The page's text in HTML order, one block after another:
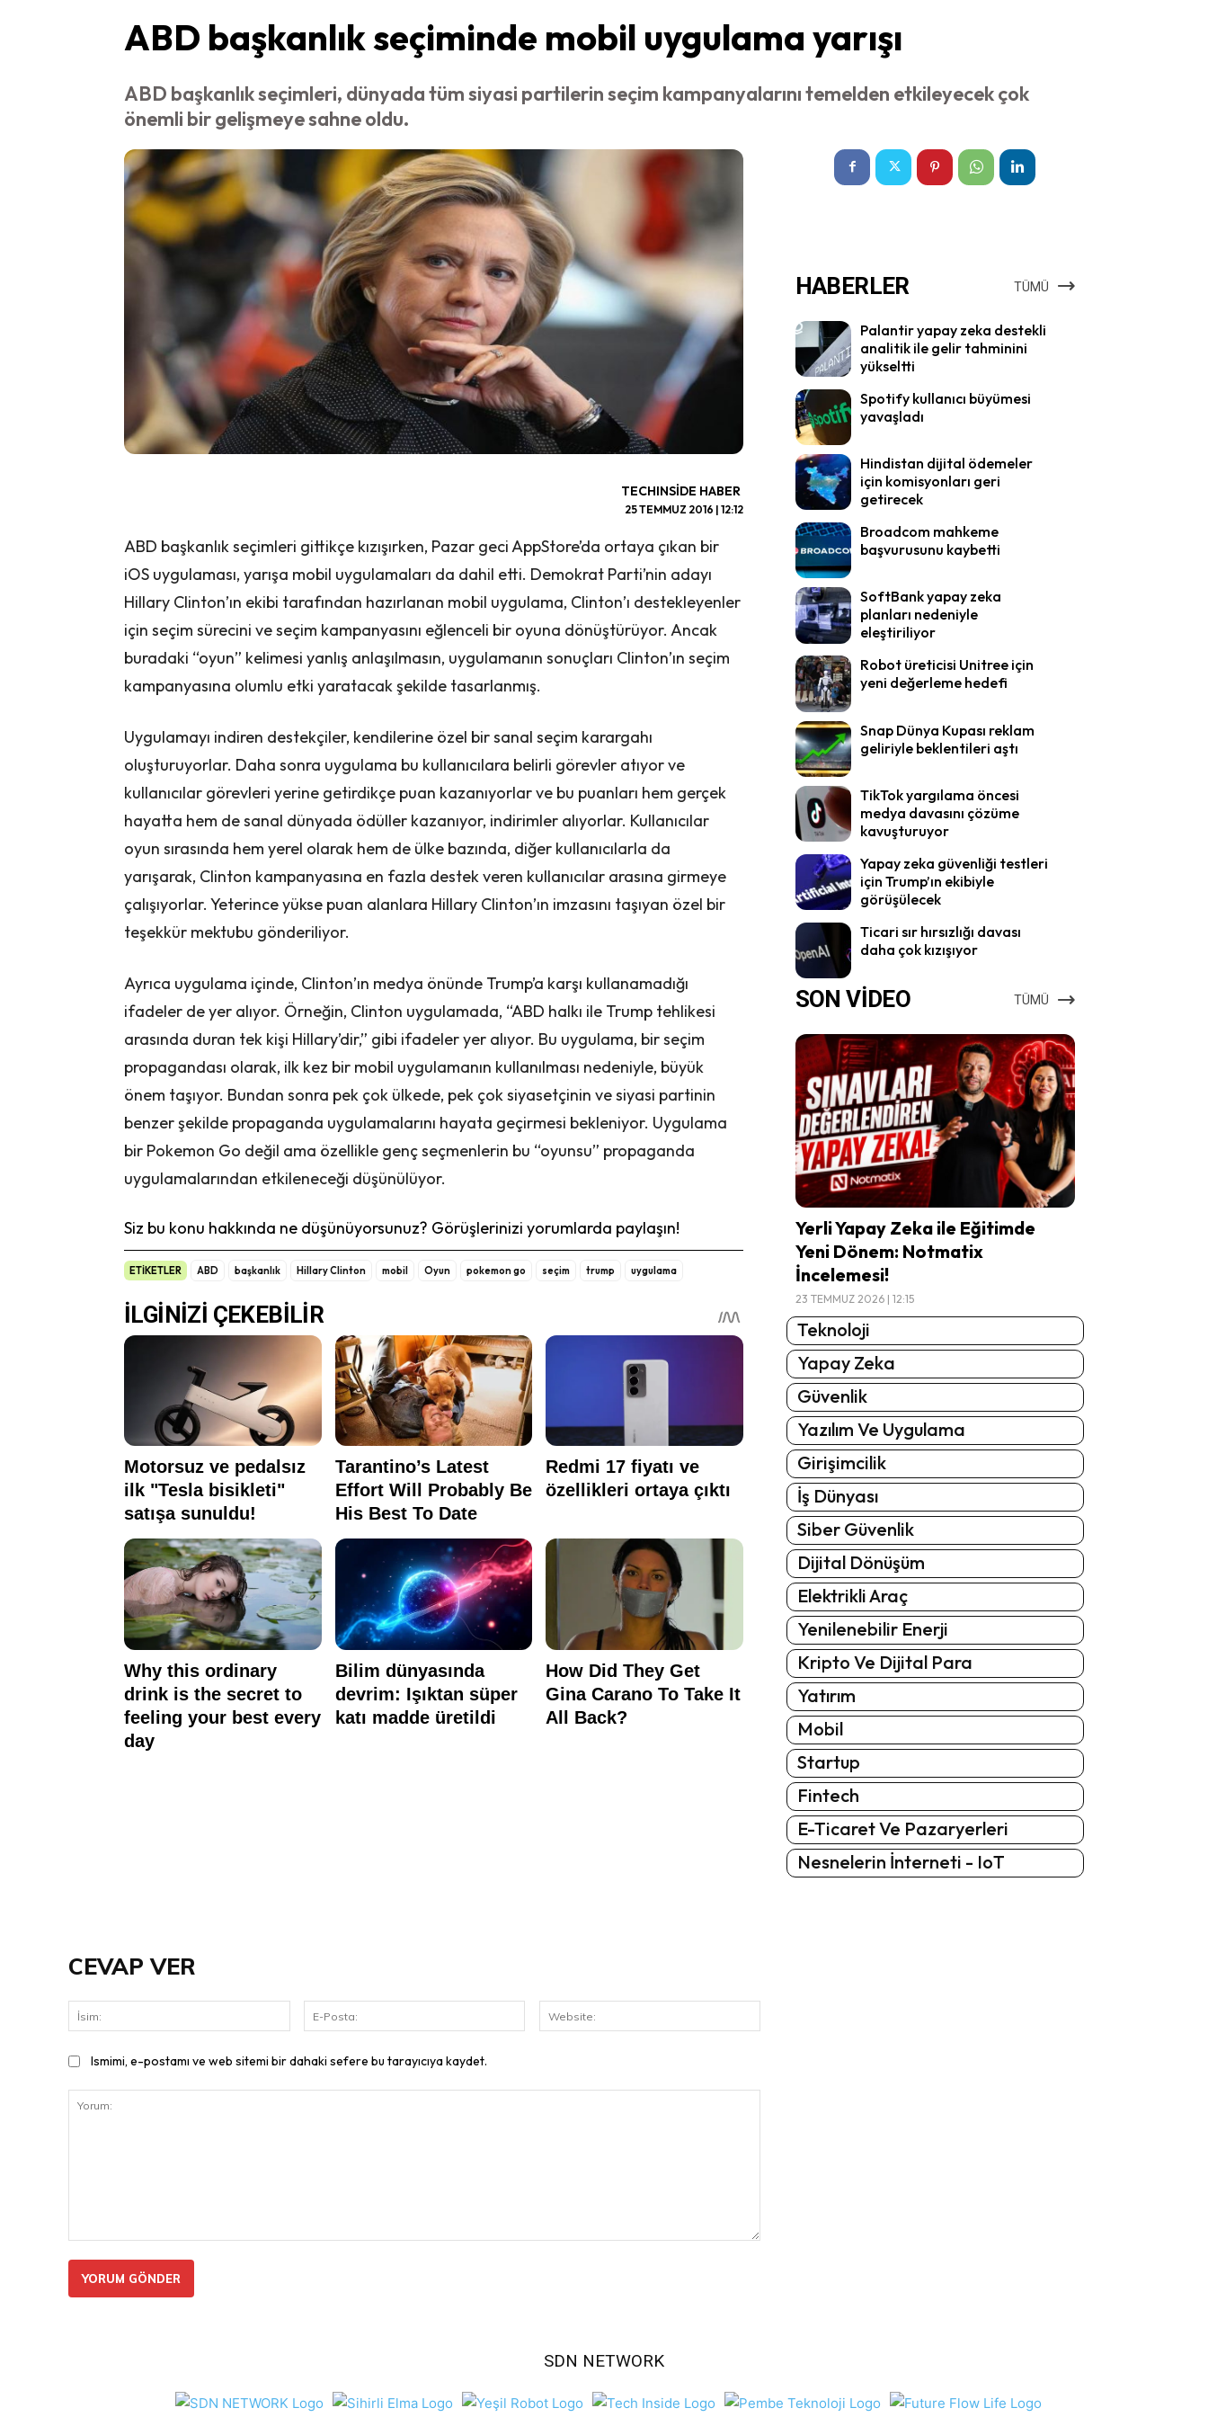
ABD başkanlık seçiminde mobil uygulama yarışı
ABD başkanlık seçimleri, dünyada tüm siyasi partilerin seçim kampanyalarını temelden etkileyecek çok
önemli bir gelişmeye sahne oldu.
TECHINSIDE HABER
25 TEMMUZ 2016 | 12:12
ABD başkanlık seçimleri gittikçe kızışırken, Pazar geci AppStore’da ortaya çıkan bir
iOS uygulaması, yarışa mobil uygulamaları da dahil etti. Demokrat Parti’nin adayı
Hillary Clinton’ın ekibi tarafından hazırlanan mobil uygulama, Clinton’ı destekleyenler
için seçim sürecini ve seçim kampanyasını eğlenceli bir oyuna dönüştürüyor. Ancak
buradaki “oyun” kelimesi yanlış anlaşılmasın, uygulamanın sonuçları Clinton’ın seçim
kampanyasına olumlu etki yaratacak şekilde tasarlanmış.
Uygulamayı indiren destekçiler, kendilerine özel bir sanal seçim karargahı
oluşturuyorlar. Daha sonra uygulama bu kullanıcılara belirli görevler atıyor ve
kullanıcılar görevleri yerine getirdikçe puan kazanıyorlar ve bu puanları hem gerçek
hayatta hem de sanal dünyada ödüller kazanıyor, indirimler alıyorlar. Kullanıcılar
oyun sırasında hem yerel olarak hem de ülke bazında, diğer kullanıcılarla da
yarışarak, Clinton kampanyasına en fazla destek veren kullanıcılar arasına girmeye
çalışıyorlar. Yeterince yükse puan alanlara Hillary Clinton’ın imzasını taşıyan özel bir
teşekkür mektubu gönderiliyor.
Ayrıca uygulama içinde, Clinton’ın medya önünde Trump’a karşı kullanamadığı
ifadeler de yer alıyor. Örneğin, Clinton uygulamada, “ABD halkı ile Trump tehlikesi
arasında duran tek kişi Hillary’dir,” gibi ifadeler yer alıyor. Bu uygulama, bir seçim
propagandası olarak, ilk kez bir mobil uygulamanın kullanılması nedeniyle, büyük
önem taşıyor. Bundan sonra pek çok ülkede, pek çok siyasetçinin ve siyasi partinin
benzer şekilde propaganda uygulamalarını hayata geçirmesi bekleniyor. Uygulama
bir Pokemon Go değil ama özellikle genç seçmenlerin bu “oyunsu” propaganda
uygulamalarından etkileneceği düşünülüyor.
Siz bu konu hakkında ne düşünüyorsunuz? Görüşlerinizi yorumlarda paylaşın!
ETİKETLER ABD başkanlık Hillary Clinton mobil Oyun pokemon go seçim trump uygulama
HABERLER TÜMÜ
Palantir yapay zeka destekli
analitik ile gelir tahminini
yükseltti
Spotify kullanıcı büyümesi
yavaşladı
Hindistan dijital ödemeler
için komisyonları geri
getirecek
Broadcom mahkeme
başvurusunu kaybetti
SoftBank yapay zeka
planları nedeniyle
eleştiriliyor
Robot üreticisi Unitree için
yeni değerleme hedefi
Snap Dünya Kupası reklam
geliriyle beklentileri aştı
TikTok yargılama öncesi
medya davasını çözüme
kavuşturuyor
Yapay zeka güvenliği testleri
için Trump’ın ekibiyle
görüşülecek
Ticari sır hırsızlığı davası
daha çok kızışıyor
SON VİDEO TÜMÜ
Yerli Yapay Zeka ile Eğitimde
Yeni Dönem: Notmatix
İncelemesi!
23 TEMMUZ 2026 | 12:15
Teknoloji
Yapay Zeka
Güvenlik
Yazılım Ve Uygulama
Girişimcilik
İş Dünyası
Siber Güvenlik
Dijital Dönüşüm
Elektrikli Araç
Yenilenebilir Enerji
Kripto Ve Dijital Para
Yatırım
Mobil
Startup
Fintech
E-Ticaret Ve Pazaryerleri
Nesnelerin İnterneti - IoT
CEVAP VER
Posta:
Ismimi, e-postamı ve web sitemi bir dahaki sefere bu tarayıcıya kaydet.
SDN NETWORK